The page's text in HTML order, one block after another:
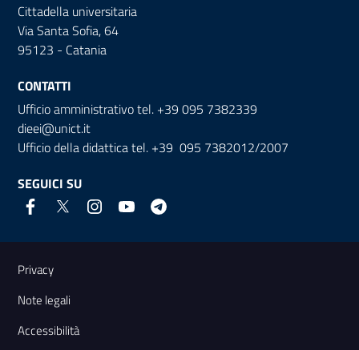
Cittadella universitaria
Via Santa Sofia, 64
95123 - Catania
CONTATTI
Ufficio amministrativo tel. +39 095 7382339
dieei@unict.it
Ufficio della didattica tel. +39 095 7382012/2007
SEGUICI SU
Link e informazioni utili
Privacy
Note legali
Accessibilità